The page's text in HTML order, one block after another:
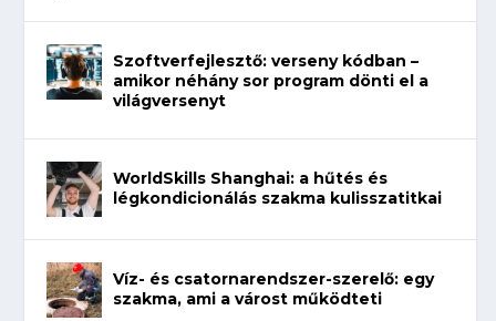
Szoftverfejlesztő: verseny kódban –
amikor néhány sor program dönti el a
világversenyt
WorldSkills Shanghai: a hűtés és
légkondicionálás szakma kulisszatitkai
Víz- és csatornarendszer-szerelő: egy
szakma, ami a várost működteti